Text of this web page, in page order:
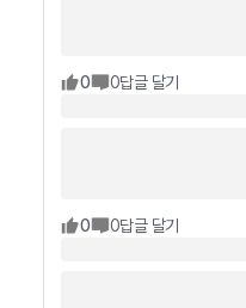
0 0답글 달기
0 0답글 달기